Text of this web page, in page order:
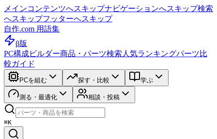
メインコンテンツへスキップナビゲーションへスキップ検索
へスキップフッターへスキップ
自作.com 用語集
β版
PC構成ビルダー商品・パーツ検索 人気ランキングパーツ比
較ガイド
PCを組む 探す・比較 学ぶ
測る・最適化 相談・投稿
⌘K